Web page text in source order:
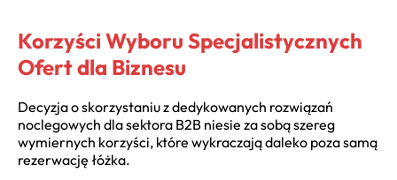
Korzyści Wyboru Specjalistycznych
Ofert dla Biznesu
Decyzja o skorzystaniu z dedykowanych rozwiązań
noclegowych dla sektora B2B niesie za sobą szereg
wymiernych korzyści, które wykraczają daleko poza samą
rezerwację łóżka.